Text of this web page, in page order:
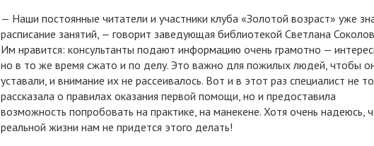
— Наши постоянные читатели и участники клуба «Золотой возраст» уже
расписание занятий, — говорит заведующая библиотекой Светлана
Им нравится: консультанты подают информацию очень грамотно —
но в то же время сжато и по делу. Это важно для пожилых людей, чтобы
уставали, и внимание их не рассеивалось. Вот и в этот раз специалист не
рассказала о правилах оказания первой помощи, но и предоставила
возможность попробовать на практике, на манекене. Хотя очень надеюсь,
реальной жизни нам не придется этого делать!